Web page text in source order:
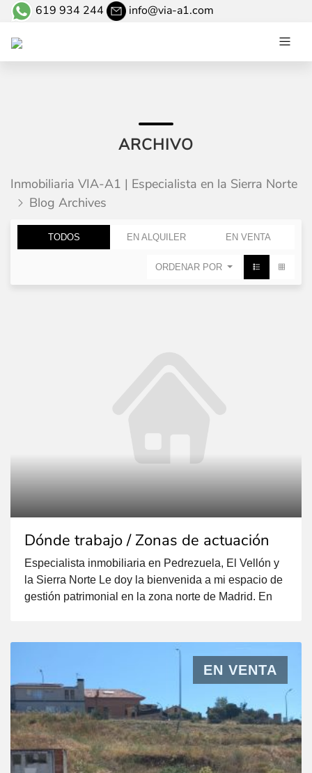
619 934 244 info@via-a1.com
ARCHIVO
Inmobiliaria VIA-A1 | Especialista en la Sierra Norte
Blog Archives
TODOS EN ALQUILER EN VENTA
ORDENAR POR
Dónde trabajo / Zonas de actuación
Especialista inmobiliaria en Pedrezuela, El Vellón y
la Sierra Norte Le doy la bienvenida a mi espacio de
gestión patrimonial en la zona norte de Madrid. En
transparente y directo en los municipios donde ejerzo
mi actividad. Mi objetivo es guiarle con total […]
EN VENTA